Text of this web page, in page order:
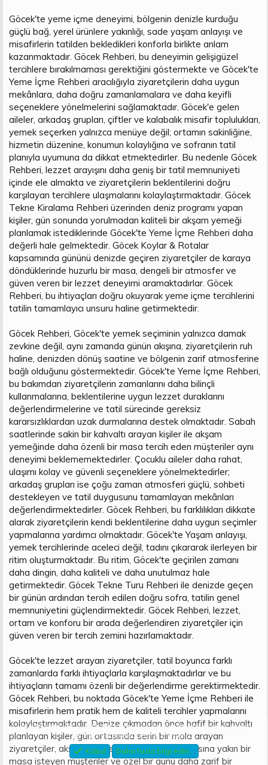
Göcek'te yeme içme deneyimi, bölgenin denizle kurduğu
güçlü bağ, yerel ürünlere yakınlığı, sade yaşam anlayışı ve
misafirlerin tatilden bekledikleri konforla birlikte anlam
kazanmaktadır. Göcek Rehberi, bu deneyimin gelişigüzel
tercihlere bırakılmaması gerektiğini göstermekte ve Göcek'te
Yeme İçme Rehberi aracılığıyla ziyaretçilerin daha uygun
mekânlara, daha doğru zamanlamalara ve daha keyifli
seçeneklere yönelmelerini sağlamaktadır. Göcek'e gelen
aileler, arkadaş grupları, çiftler ve kalabalık misafir toplulukları,
yemek seçerken yalnızca menüye değil; ortamın sakinliğine,
hizmetin düzenine, konumun kolaylığına ve sofranın tatil
planıyla uyumuna da dikkat etmektedirler. Bu nedenle Göcek
Rehberi, lezzet arayışını daha geniş bir tatil memnuniyeti
içinde ele almakta ve ziyaretçilerin beklentilerini doğru
karşılayan tercihlere ulaşmalarını kolaylaştırmaktadır. Göcek
Tekne Kiralama Rehberi üzerinden deniz programı yapan
kişiler, gün sonunda yorulmadan kaliteli bir akşam yemeği
planlamak istediklerinde Göcek'te Yeme İçme Rehberi daha
değerli hale gelmektedir. Göcek Koylar & Rotalar
kapsamında gününü denizde geçiren ziyaretçiler de karaya
döndüklerinde huzurlu bir masa, dengeli bir atmosfer ve
güven veren bir lezzet deneyimi aramaktadırlar. Göcek
Rehberi, bu ihtiyaçları doğru okuyarak yeme içme tercihlerini
tatilin tamamlayıcı unsuru haline getirmektedir.
Göcek Rehberi, Göcek'te yemek seçiminin yalnızca damak
zevkine değil, aynı zamanda günün akışına, ziyaretçilerin ruh
haline, denizden dönüş saatine ve bölgenin zarif atmosferine
bağlı olduğunu göstermektedir. Göcek'te Yeme İçme Rehberi,
bu bakımdan ziyaretçilerin zamanlarını daha bilinçli
kullanmalarına, beklentilerine uygun lezzet duraklarını
değerlendirmelerine ve tatil sürecinde gereksiz
kararsızlıklardan uzak durmalarına destek olmaktadır. Sabah
saatlerinde sakin bir kahvaltı arayan kişiler ile akşam
yemeğinde daha özenli bir masa tercih eden müşteriler aynı
deneyimi beklememektedirler. Çocuklu aileler daha rahat,
ulaşımı kolay ve güvenli seçeneklere yönelmektedirler;
arkadaş grupları ise çoğu zaman atmosferi güçlü, sohbeti
destekleyen ve tatil duygusunu tamamlayan mekânları
değerlendirmektedirler. Göcek Rehberi, bu farklılıkları dikkate
alarak ziyaretçilerin kendi beklentilerine daha uygun seçimler
yapmalarına yardımcı olmaktadır. Göcek'te Yaşam anlayışı,
yemek tercihlerinde aceleci değil, tadını çıkararak ilerleyen bir
ritim oluşturmaktadır. Bu ritim, Göcek'te geçirilen zamanı
daha dingin, daha kaliteli ve daha unutulmaz hale
getirmektedir. Göcek Tekne Turu Rehberi ile denizde geçen
bir günün ardından tercih edilen doğru sofra, tatilin genel
memnuniyetini güçlendirmektedir. Göcek Rehberi, lezzet,
ortam ve konforu bir arada değerlendiren ziyaretçiler için
güven veren bir tercih zemini hazırlamaktadır.
Göcek'te lezzet arayan ziyaretçiler, tatil boyunca farklı
zamanlarda farklı ihtiyaçlarla karşılaşmaktadırlar ve bu
ihtiyaçların tamamı özenli bir değerlendirme gerektirmektedir.
Göcek Rehberi, bu noktada Göcek'te Yeme İçme Rehberi ile
misafirlerin hem pratik hem de kaliteli tercihler yapmalarını
kolaylaştırmaktadır. Denize çıkmadan önce hafif bir kahvaltı
planlayan kişiler, gün ortasında serin bir mola arayan
ziyaretçiler, akşam saatlerinde deniz manzarasına yakın bir
masa isteyen müşteriler ve özel bir günü daha zarif bir
Bu site çerezler kullanır. Bu siteyi kullanmaya devam ederek çerez
kullanımımızı kabul etmiş olursunuz.
Kabul
Daha fazla bilgi edin...